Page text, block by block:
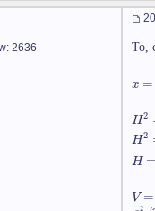
2636
To,
x =
H2
H2
H =
V =